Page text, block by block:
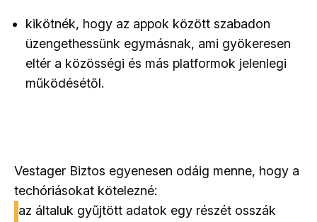
kikötnék, hogy az appok között szabadon
üzengethessünk egymásnak, ami gyökeresen
eltér a közösségi és más platformok jelenlegi
működésétől.
Vestager Biztos egyenesen odáig menne, hogy a
techóriásokat kötelezné:
az általuk gyűjtött adatok egy részét osszák